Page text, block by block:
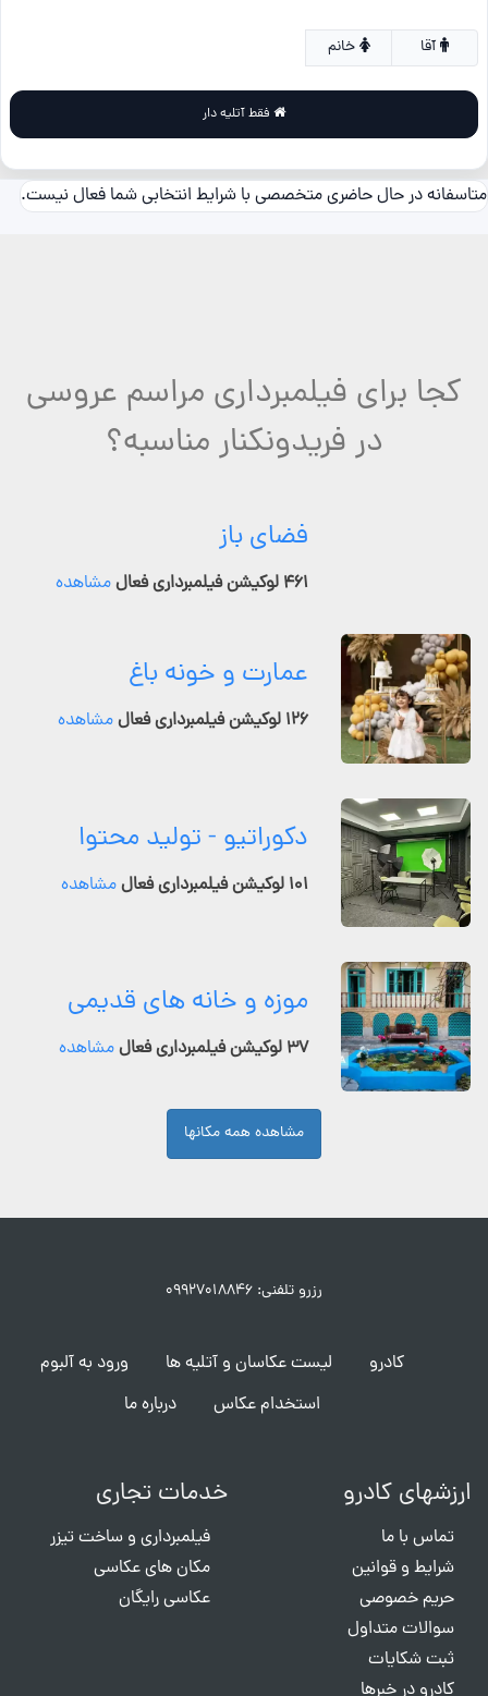
خانم
متاسفانه در حال حاضری متخصصی با شرایط انتخابی شما فعال نیست.
کجا برای فیلمبرداری مراسم عروسی
در فریدونکنار مناسبه؟
فضای باز
۴۶۱ لوکیشن فیلمبرداری فعال مشاهده
عمارت و خونه باغ
۱۲۶ لوکیشن فیلمبرداری فعال مشاهده
دکوراتیو - تولید محتوا
۱۰۱ لوکیشن فیلمبرداری فعال مشاهده
موزه و خانه های قدیمی
۳۷ لوکیشن فیلمبرداری فعال مشاهده
مشاهده همه مکانها
رزرو تلفنی: ۰۹۹۲۷۰۱۸۸۴۶
کادرو لیست عکاسان و آتلیه ها
ورود به آلبوم
استخدام عکاس
درباره ما
ارزشهای کادرو
تماس با ما
شرایط و قوانین
حریم خصوصی
سوالات متداول
ثبت شکایات
کادرو در خبرها
خدمات تجاری
فیلمبرداری و ساخت تیزر
مکان های عکاسی
عکاسی رایگان